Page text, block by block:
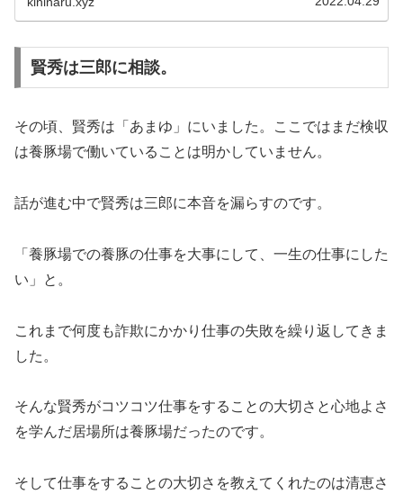
賢秀は三郎に相談。
その頃、賢秀は「あまゆ」にいました。ここではまだ検収
は養豚場で働いていることは明かしていません。
話が進む中で賢秀は三郎に本音を漏らすのです。
「養豚場での養豚の仕事を大事にして、一生の仕事にした
い」と。
これまで何度も詐欺にかかり仕事の失敗を繰り返してきま
した。
そんな賢秀がコツコツ仕事をすることの大切さと心地よさ
を学んだ居場所は養豚場だったのです。
そして仕事をすることの大切さを教えてくれたのは清恵さ